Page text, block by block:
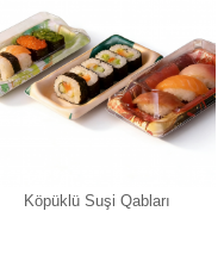
Köpüklü Suşi Qabları